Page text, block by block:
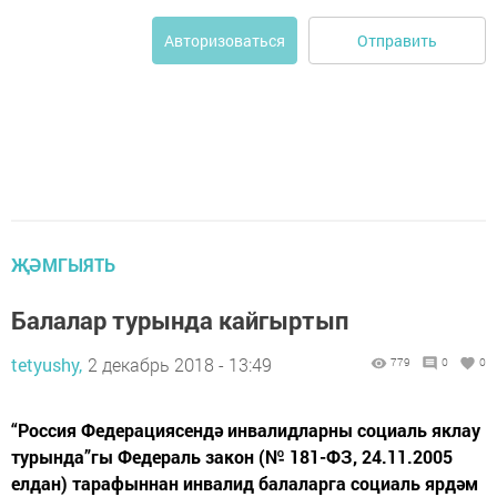
Авторизоваться Отправить
ҖӘМГЫЯТЬ
Балалар турында кайгыртып
tetyushy, 2 декабрь 2018 - 13:49 779 0 0
“Россия Федерациясендә инвалидларны социаль яклау
турында”гы Федераль закон (№ 181-ФЗ, 24.11.2005
елдан) тарафыннан инвалид балаларга социаль ярдәм